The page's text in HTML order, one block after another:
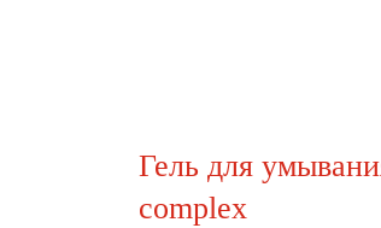
Гель для
complex